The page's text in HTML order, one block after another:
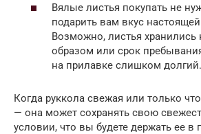
Вялые листья покупать не
подарить вам вкус
Возможно, листья
образом или срок
на прилавке слишком долгий.
Когда руккола свежая или только
— она может сохранять свою
условии, что вы будете держать ее в